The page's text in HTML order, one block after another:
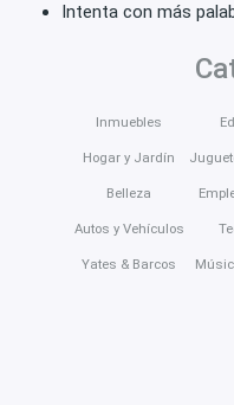
Intenta con más
Inmuebles
Hogar y Jardín
Belleza
Autos y Vehículos
Yates & Barcos